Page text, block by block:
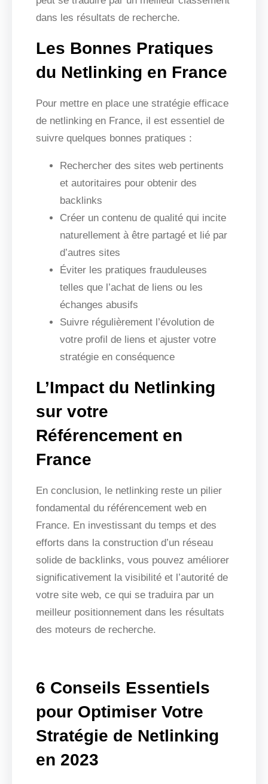
dans les résultats de recherche.
Les Bonnes Pratiques
du Netlinking en France
Pour mettre en place une stratégie efficace
de netlinking en France, il est essentiel de
suivre quelques bonnes pratiques :
Rechercher des sites web pertinents
et autoritaires pour obtenir des
backlinks
Créer un contenu de qualité qui incite
naturellement à être partagé et lié par
d’autres sites
Éviter les pratiques frauduleuses
telles que l’achat de liens ou les
échanges abusifs
Suivre régulièrement l’évolution de
votre profil de liens et ajuster votre
stratégie en conséquence
L’Impact du Netlinking
sur votre
Référencement en
France
En conclusion, le netlinking reste un pilier
fondamental du référencement web en
France. En investissant du temps et des
efforts dans la construction d’un réseau
solide de backlinks, vous pouvez améliorer
significativement la visibilité et l’autorité de
votre site web, ce qui se traduira par un
meilleur positionnement dans les résultats
des moteurs de recherche.
6 Conseils Essentiels
pour Optimiser Votre
Stratégie de Netlinking
en 2023